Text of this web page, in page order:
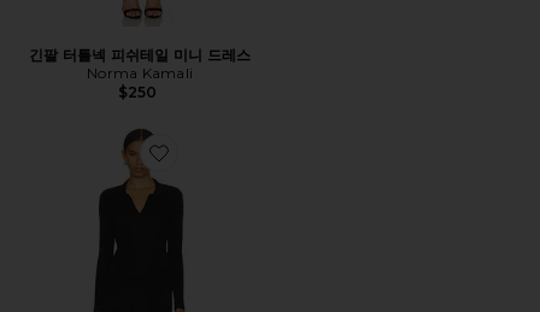
긴팔 터틀넥 피쉬테일 미니 드레스
Norma Kamali
$250
Favorite SONNET 원피스